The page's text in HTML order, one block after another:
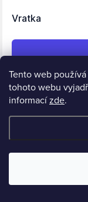
Tento web
tohoto webu
informacízde.